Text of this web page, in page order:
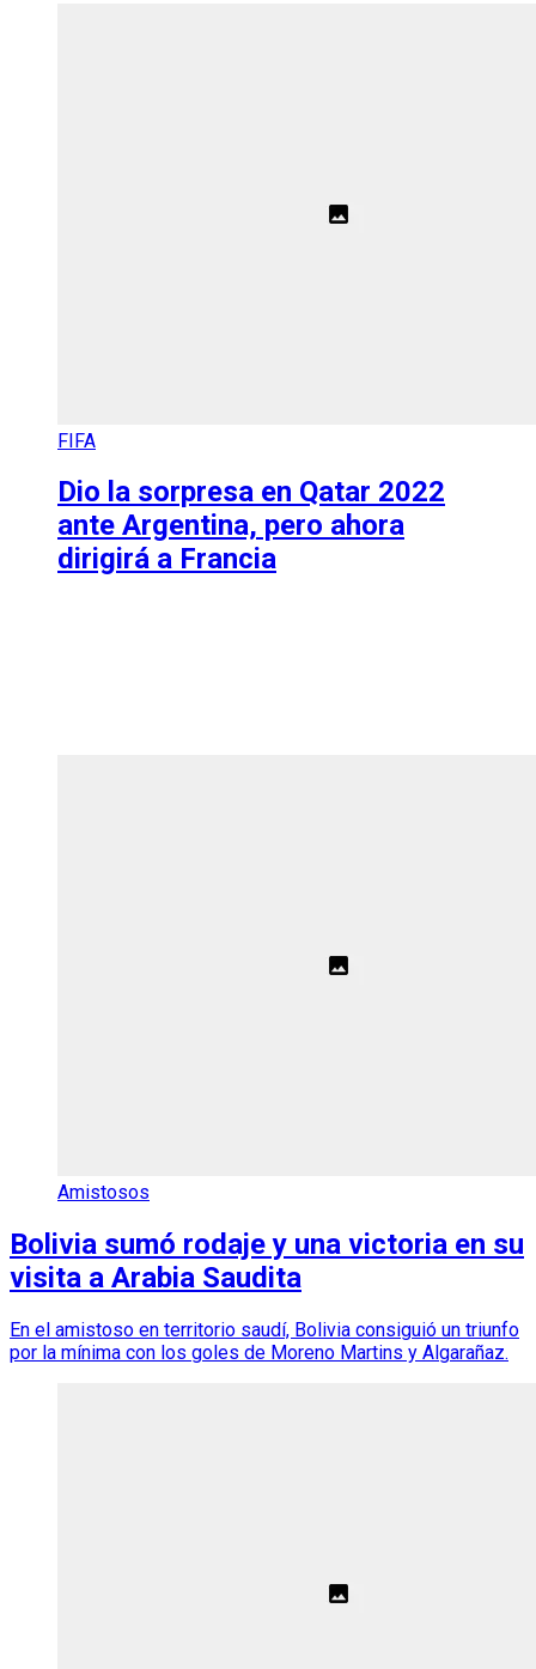
FIFA
Dio la sorpresa en Qatar 2022
ante Argentina, pero ahora
dirigirá a Francia
Amistosos
Bolivia sumó rodaje y una victoria en su
visita a Arabia Saudita
En el amistoso en territorio saudí, Bolivia consiguió un triunfo
por la mínima con los goles de Moreno Martins y Algarañaz.